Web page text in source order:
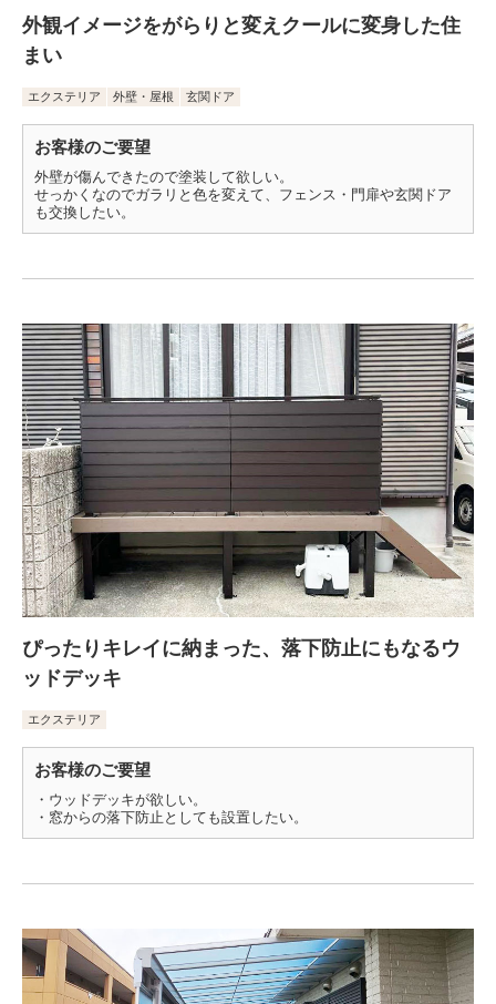
外観イメージをがらりと変えクールに変身した住
まい
エクステリア 外壁・屋根 玄関ドア
お客様のご要望
外壁が傷んできたので塗装して欲しい。
せっかくなのでガラリと色を変えて、フェンス・門扉や玄関ドア
も交換したい。
ぴったりキレイに納まった、落下防止にもなるウ
ッドデッキ
エクステリア
お客様のご要望
・ウッドデッキが欲しい。
・窓からの落下防止としても設置したい。